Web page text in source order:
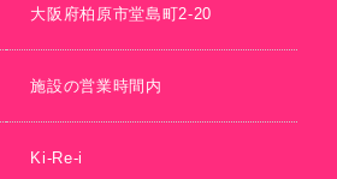
大阪府柏原市堂島町2-20
施設の営業時間内
Ki-Re-i